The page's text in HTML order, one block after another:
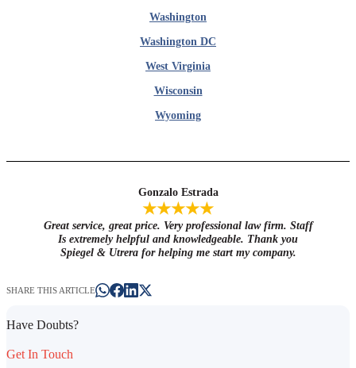
Washington
Washington DC
West Virginia
Wisconsin
Wyoming
Gonzalo Estrada
★★★★★
Great service, great price. Very professional law firm. Staff
Is extremely helpful and knowledgeable. Thank you
Spiegel & Utrera for helping me start my company.
SHARE THIS ARTICLE
Have Doubts?
Get In Touch